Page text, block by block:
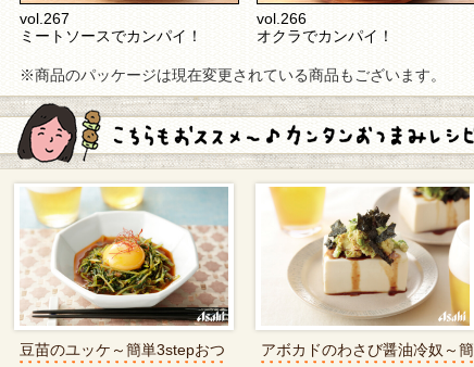
vol.267
ミートソースでカンパイ！
vol.266
オクラでカンパイ！
※商品のパッケージは現在変更されている商品もございます。
豆苗のユッケ～簡単3stepおつ
アボカドのわさび醤油冷奴～簡